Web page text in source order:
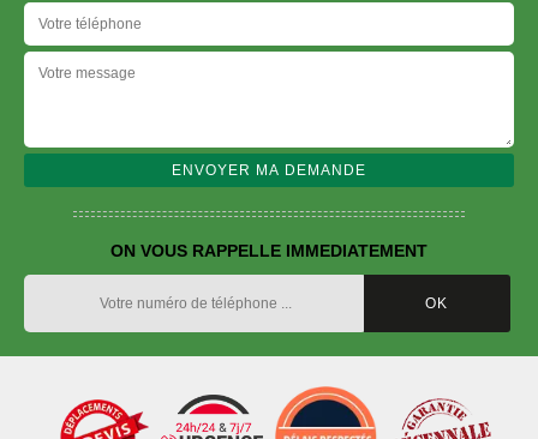
ON VOUS RAPPELLE IMMEDIATEMENT